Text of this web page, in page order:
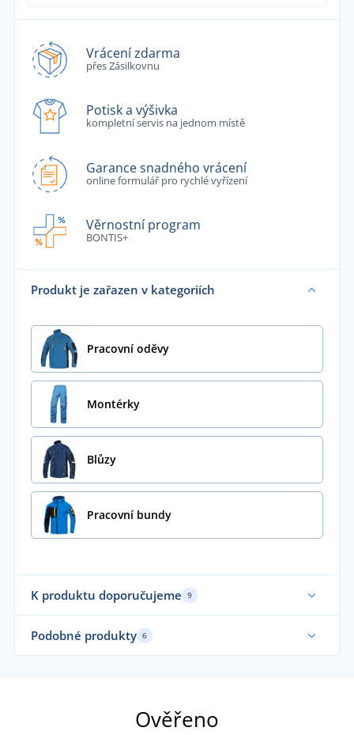
Vrácení zdarma
přes Zásilkovnu
Potisk a výšivka
kompletní servis na jednom místě
Garance snadného vrácení
online formulář pro rychlé vyřízení
Věrnostní program
BONTIS+
Produkt je zařazen v kategoriích
Pracovní oděvy
Montérky
Blůzy
Pracovní bundy
K produktu doporučujeme 9
Podobné produkty 6
Ověřeno